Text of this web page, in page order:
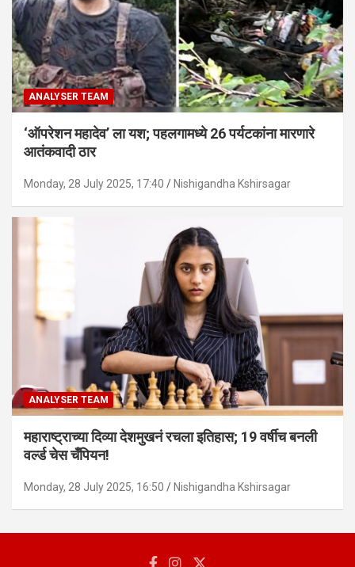
ANALYSER TEAM
‘ऑपरेशन महादेव’ ला यश; पहलगामध्ये 26 पर्यटकांना मारणारे
आतंकवादी ठार
Monday, 28 July 2025, 17:40 Nishigandha Kshirsagar
ANALYSER TEAM
महाराष्ट्राच्या दिव्या देशमुखनं रचला इतिहास; 19 वर्षीच बनली
वर्ल्ड चेस चँपियन!
Monday, 28 July 2025, 16:50 Nishigandha Kshirsagar